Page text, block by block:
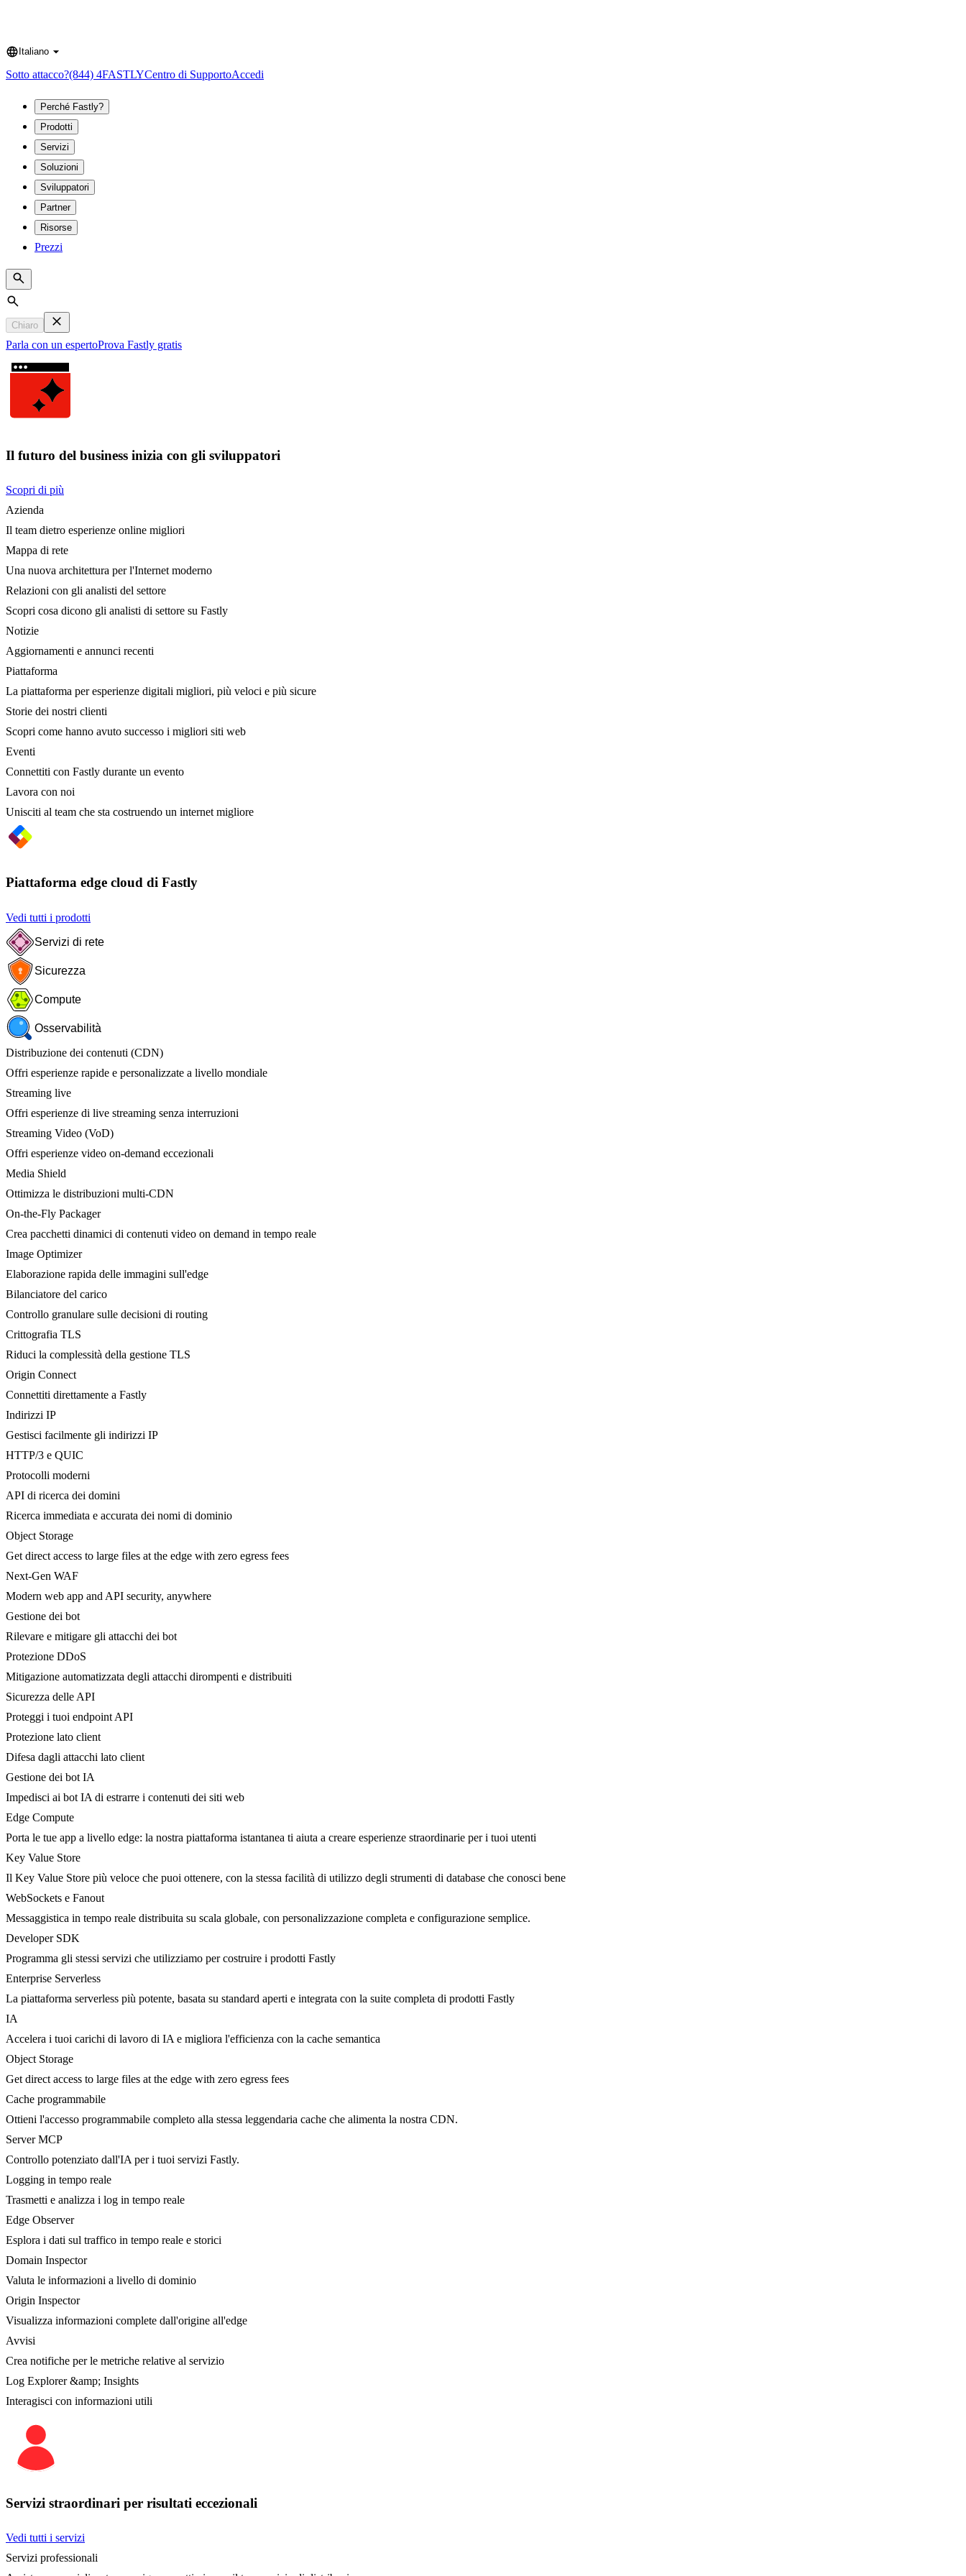
Language
Italiano
Sotto attacco?(844) 4FASTLYCentro di SupportoAccedi
Perché Fastly?
Prodotti
Servizi
Soluzioni
Sviluppatori
Partner
Risorse
Prezzi
Search
Chiaro
Parla con un espertoProva Fastly gratis
Il futuro del business inizia con gli sviluppatori
Scopri di più
Azienda
Il team dietro esperienze online migliori
Mappa di rete
Una nuova architettura per l'Internet moderno
Relazioni con gli analisti del settore
Scopri cosa dicono gli analisti di settore su Fastly
Notizie
Aggiornamenti e annunci recenti
Piattaforma
La piattaforma per esperienze digitali migliori, più veloci e più sicure
Storie dei nostri clienti
Scopri come hanno avuto successo i migliori siti web
Eventi
Connettiti con Fastly durante un evento
Lavora con noi
Unisciti al team che sta costruendo un internet migliore
Piattaforma edge cloud di Fastly
Vedi tutti i prodotti
Servizi di rete
Sicurezza
Compute
Osservabilità
Distribuzione dei contenuti (CDN)
Offri esperienze rapide e personalizzate a livello mondiale
Streaming live
Offri esperienze di live streaming senza interruzioni
Streaming Video (VoD)
Offri esperienze video on-demand eccezionali
Media Shield
Ottimizza le distribuzioni multi-CDN
On-the-Fly Packager
Crea pacchetti dinamici di contenuti video on demand in tempo reale
Image Optimizer
Elaborazione rapida delle immagini sull'edge
Bilanciatore del carico
Controllo granulare sulle decisioni di routing
Crittografia TLS
Riduci la complessità della gestione TLS
Origin Connect
Connettiti direttamente a Fastly
Indirizzi IP
Gestisci facilmente gli indirizzi IP
HTTP/3 e QUIC
Protocolli moderni
API di ricerca dei domini
Ricerca immediata e accurata dei nomi di dominio
Object Storage
Get direct access to large files at the edge with zero egress fees
Next-Gen WAF
Modern web app and API security, anywhere
Gestione dei bot
Rilevare e mitigare gli attacchi dei bot
Protezione DDoS
Mitigazione automatizzata degli attacchi dirompenti e distribuiti
Sicurezza delle API
Proteggi i tuoi endpoint API
Protezione lato client
Difesa dagli attacchi lato client
Gestione dei bot IA
Impedisci ai bot IA di estrarre i contenuti dei siti web
Edge Compute
Porta le tue app a livello edge: la nostra piattaforma istantanea ti aiuta a creare esperienze straordinarie per i tuoi utenti
Key Value Store
Il Key Value Store più veloce che puoi ottenere, con la stessa facilità di utilizzo degli strumenti di database che conosci bene
WebSockets e Fanout
Messaggistica in tempo reale distribuita su scala globale, con personalizzazione completa e configurazione semplice.
Developer SDK
Programma gli stessi servizi che utilizziamo per costruire i prodotti Fastly
Enterprise Serverless
La piattaforma serverless più potente, basata su standard aperti e integrata con la suite completa di prodotti Fastly
IA
Accelera i tuoi carichi di lavoro di IA e migliora l'efficienza con la cache semantica
Object Storage
Get direct access to large files at the edge with zero egress fees
Cache programmabile
Ottieni l'accesso programmabile completo alla stessa leggendaria cache che alimenta la nostra CDN.
Server MCP
Controllo potenziato dall'IA per i tuoi servizi Fastly.
Logging in tempo reale
Trasmetti e analizza i log in tempo reale
Edge Observer
Esplora i dati sul traffico in tempo reale e storici
Domain Inspector
Valuta le informazioni a livello di dominio
Origin Inspector
Visualizza informazioni complete dall'origine all'edge
Avvisi
Crea notifiche per le metriche relative al servizio
Log Explorer &amp; Insights
Interagisci con informazioni utili
Servizi straordinari per risultati eccezionali
Vedi tutti i servizi
Servizi professionali